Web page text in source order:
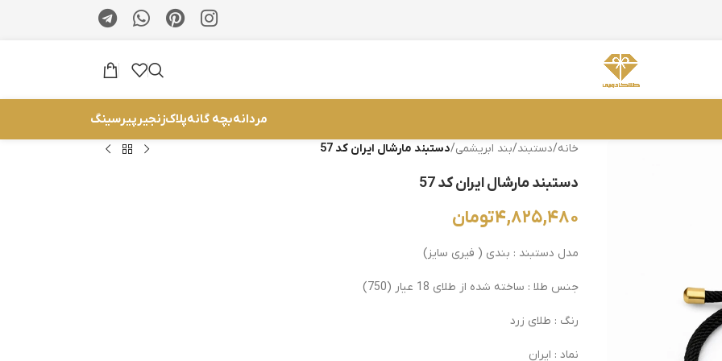
مردانهبچه گانهپلاکزنجیر پیرسینگ
خانه/دستبند/بند ابریشمی/دستبند مارشال ایران کد 57
دستبند مارشال ایران کد 57
۴,۸۲۵,۴۸۰تومان
مدل دستبند : بندی ( فیری سایز)
جنس طلا : ساخته شده از طلای 18 عیار (750)
رنگ : طلای زرد
نماد : ایران